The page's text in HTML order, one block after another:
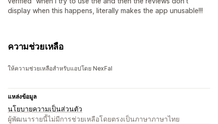
display when this happens, literally makes the app unusable!!!
ความช่วยเหลือ
ให้ความช่วยเหลือสำหรับแอปโดย NexFal
แหล่งข้อมูล
นโยบายความเป็นส่วนตัว
ผู้พัฒนารายนี้ไม่มีการช่วยเหลือโดยตรงเป็นภาษาภาษาไทย